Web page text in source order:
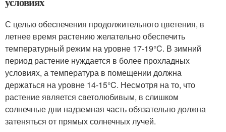
С целью обеспечения продолжительного цветения, в
летнее время растению желательно обеспечить
температурный режим на уровне 17-19°C. В зимний
период растение нуждается в более прохладных
условиях, а температура в помещении должна
держаться на уровне 14-15°C. Несмотря на то, что
растение является светолюбивым, в слишком
солнечные дни надземная часть обязательно должна
затеняться от прямых солнечных лучей.